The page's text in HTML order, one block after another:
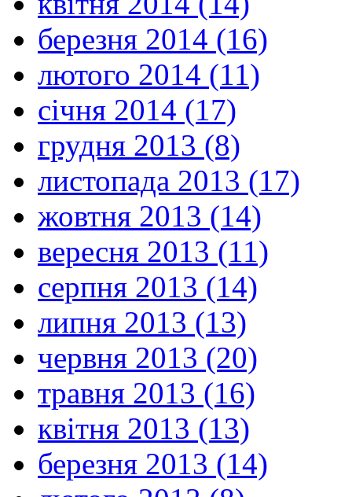
березня 2014 (16)
лютого 2014 (11)
січня 2014 (17)
грудня 2013 (8)
листопада 2013 (17)
жовтня 2013 (14)
вересня 2013 (11)
серпня 2013 (14)
липня 2013 (13)
червня 2013 (20)
травня 2013 (16)
квітня 2013 (13)
березня 2013 (14)